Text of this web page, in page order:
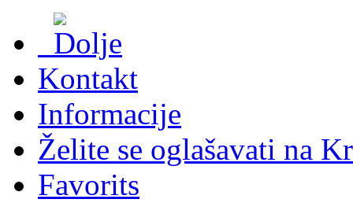
Kontakt
Informacije
Želite se oglašavati na
Favorits